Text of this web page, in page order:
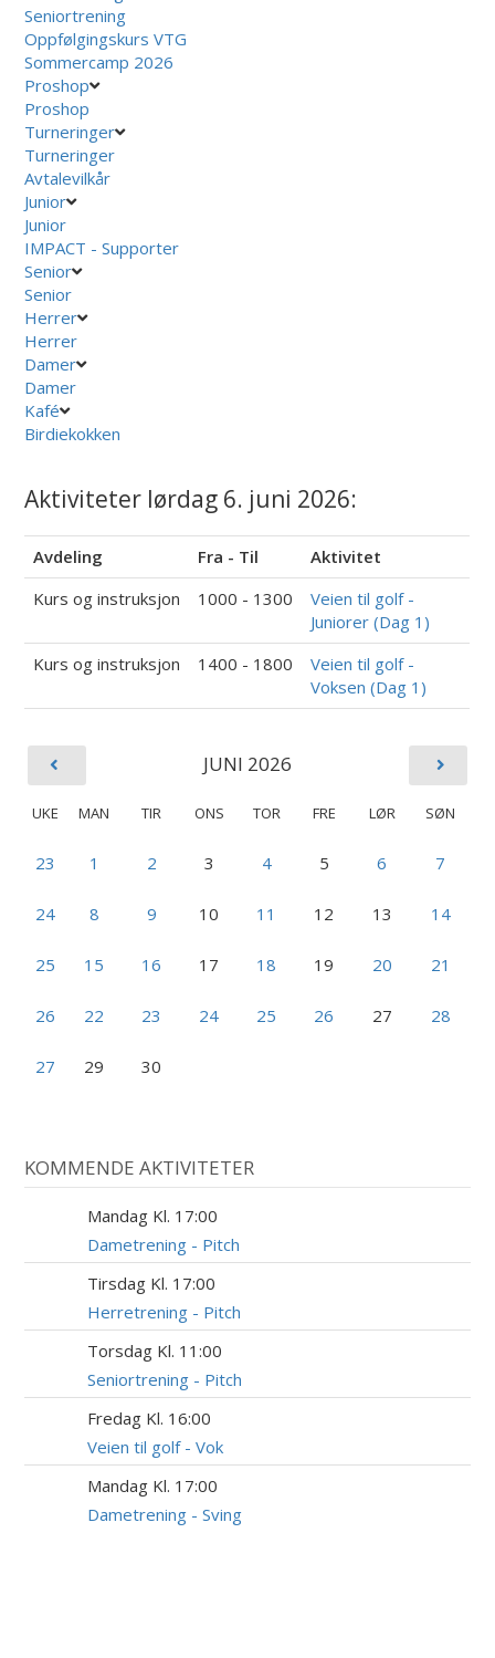
Seniortrening
Oppfølgingskurs VTG
Sommercamp 2026
Proshop
Proshop
Turneringer
Turneringer
Avtalevilkår
Junior
Junior
IMPACT - Supporter
Senior
Senior
Herrer
Herrer
Damer
Damer
Kafé
Birdiekokken
Aktiviteter lørdag 6. juni 2026:
Avdeling Fra - Til
Aktivitet
Kurs og instruksjon
1000 - 1300
Veien til golf -
Juniorer (Dag 1)
Kurs og instruksjon
1400 - 1800
Veien til golf -
Voksen (Dag 1)
JUNI 2026
UKE MAN TIR ONS TOR FRE LØR SØN
23 1 2 3 4 5 6 7
24 8 9 10 11 12 13 14
25 15 16 17 18 19 20 21
26 22 23 24 25 26 27 28
27 29 30
KOMMENDE AKTIVITETER
Mandag Kl. 17:00
Dametrening - Pitch
Tirsdag Kl. 17:00
Herretrening - Pitch
Torsdag Kl. 11:00
Seniortrening - Pitch
Fredag Kl. 16:00
Veien til golf - Vok
Mandag Kl. 17:00
Dametrening - Sving